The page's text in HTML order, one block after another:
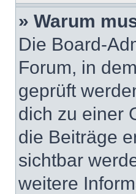
» Warum
Die Board-
Forum, in
geprüft
dich zu einer
die Beiträge
sichtbar
weitere